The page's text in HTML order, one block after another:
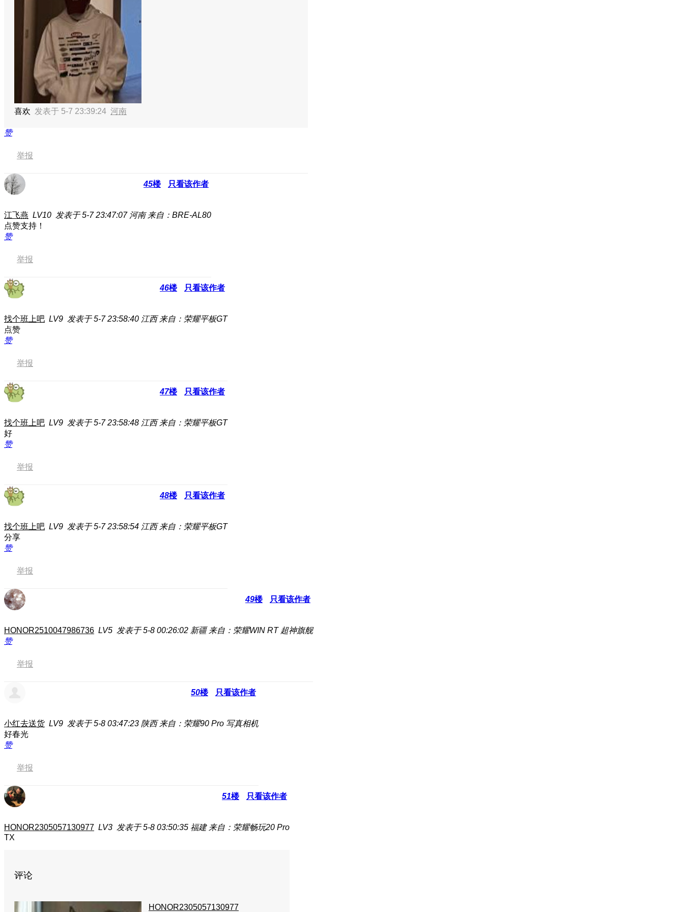
喜欢 发表于 5-7 23:39:24 河南
赞
举报
45楼 只看该作者
江飞燕 LV10 发表于 5-7 23:47:07 河南 来自：BRE-AL80
点赞支持！
赞
举报
46楼 只看该作者
找个班上吧 LV9 发表于 5-7 23:58:40 江西 来自：荣耀平板GT
点赞
赞
举报
47楼 只看该作者
找个班上吧 LV9 发表于 5-7 23:58:48 江西 来自：荣耀平板GT
好
赞
举报
48楼 只看该作者
找个班上吧 LV9 发表于 5-7 23:58:54 江西 来自：荣耀平板GT
分享
赞
举报
49楼 只看该作者
HONOR2510047986736 LV5 发表于 5-8 00:26:02 新疆 来自：荣耀WIN RT 超神旗舰
赞
举报
50楼 只看该作者
小红去送货 LV9 发表于 5-8 03:47:23 陕西 来自：荣耀90 Pro 写真相机
好春光
赞
举报
51楼 只看该作者
HONOR2305057130977 LV3 发表于 5-8 03:50:35 福建 来自：荣耀畅玩20 Pro
TX
评论
HONOR2305057130977